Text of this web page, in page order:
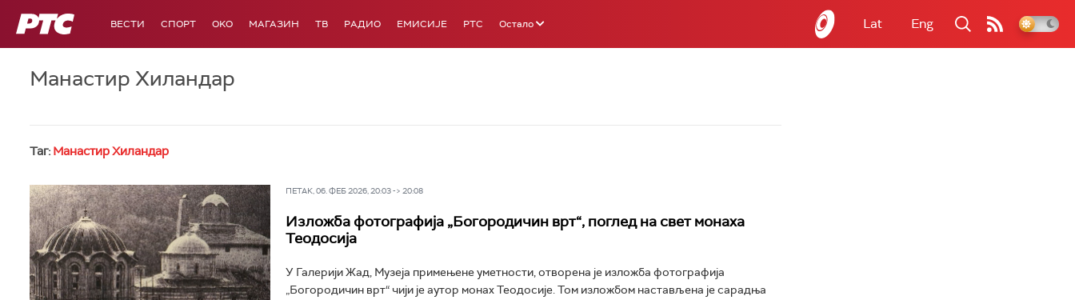
РТС ВЕСТИ СПОРТ OKO МАГАЗИН ТВ РАДИО ЕМИСИЈЕ РТС Остало Lat Eng
Манастир Хиландар
Таг: Манастир Хиландар
ПЕТАК, 06. ФЕБ 2026, 20:03 -> 20:08
Изложба фотографија „Богородичин врт“, поглед на свет монаха
Теодосија
У Галерији Жад, Музеја примењене уметности, отворена је изложба фотографија
„Богородичин врт“ чији је аутор монах Теодосије. Том изложбом настављена је сарадња